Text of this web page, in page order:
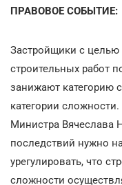
ПРАВОВОЕ СОБЫТИЕ:
Застройщики с
строительных работ
занижают категорию
категории
Министра Вячеслава
последствий нужно
урегулировать, что
сложности